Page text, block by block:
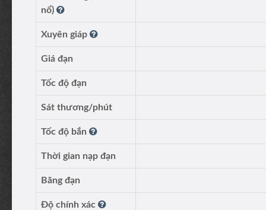
nổ)
Xuyên giáp
Giá đạn
Tốc độ đạn
Sát thương/phút
Tốc độ bắn
Thời gian nạp đạn
Băng đạn
Độ chính xác